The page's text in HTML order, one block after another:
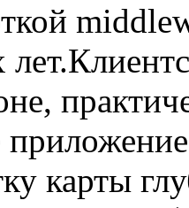
карты